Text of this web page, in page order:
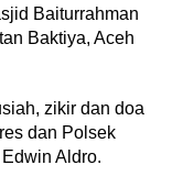
Baiturrahman
Baktiya, Aceh
zikir dan doa
dan Polsek
Aldro.